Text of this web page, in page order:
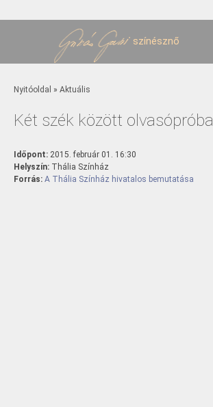
színésznő
Jelenlegi hely
Nyitóoldal » Aktuális
Két szék között olvasópróba
Időpont: 2015. február 01. 16:30
Helyszín: Thália Színház
Forrás: A Thália Színház hivatalos bemutatása